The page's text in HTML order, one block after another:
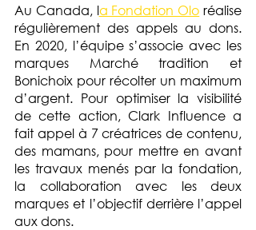
Au Canada, la Fondation Olo réalise
régulièrement des appels au dons.
En 2020, l’équipe s’associe avec les
marques Marché tradition et
Bonichoix pour récolter un maximum
d’argent. Pour optimiser la visibilité
de cette action, Clark Influence a
fait appel à 7 créatrices de contenu,
des mamans, pour mettre en avant
les travaux menés par la fondation,
la collaboration avec les deux
marques et l’objectif derrière l’appel
aux dons.